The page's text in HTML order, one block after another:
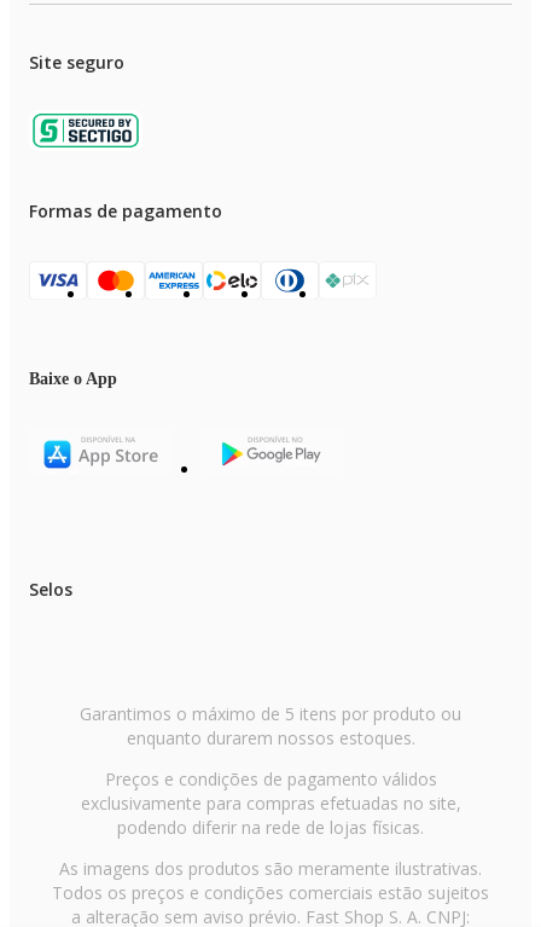
Site seguro
Formas de pagamento
Baixe o App
Selos
Garantimos o máximo de 5 itens por produto ou
enquanto durarem nossos estoques.
Preços e condições de pagamento válidos
exclusivamente para compras efetuadas no site,
podendo diferir na rede de lojas físicas.
As imagens dos produtos são meramente ilustrativas.
Todos os preços e condições comerciais estão sujeitos
a alteração sem aviso prévio. Fast Shop S. A. CNPJ: